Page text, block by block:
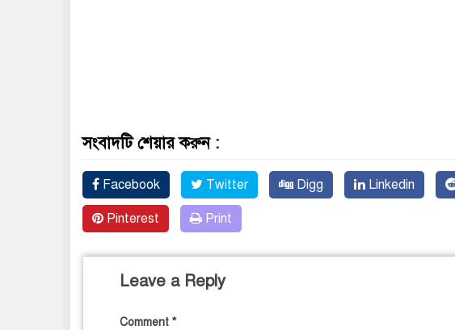
সংবাদটি শেয়ার করুন :
Facebook Twitter Digg Linkedin
Pinterest Print
Leave a Reply
Comment *